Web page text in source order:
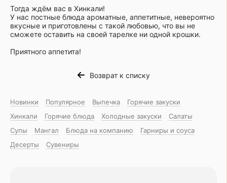
Тогда ждём вас в Хинкали!
У нас постные блюда ароматные, аппетитные, невероятно
вкусные и приготовлены с такой любовью, что вы не
сможете оставить на своей тарелке ни одной крошки.
Приятного аппетита!
Возврат к списку
Новинки Популярное Выпечка
Горячие закуски
Хинкали
Горячие блюда Холодные закуски
Салаты
Супы
Мангал Блюда на компанию
Гарниры и соуса
Десерты
Сувениры